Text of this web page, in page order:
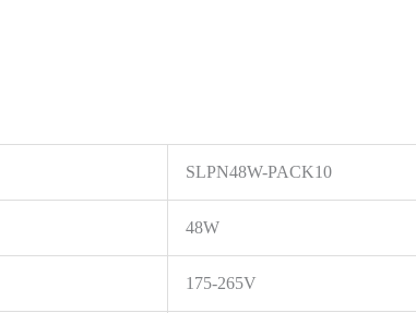
SLPN48W-PACK10
48W
175-265V